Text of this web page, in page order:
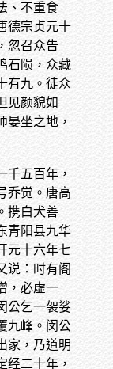
、不重食
德宗贞元十
忽召众告
石陨，众藏
有九。徒众
见颜貌如
晏坐之地，
千五百年，
乔觉。唐高
携白犬善
青阳县九华
元十六年七
说：时有阁
，必虚一
公乞一袈娑
九峰。闵公
家，乃道明
经二十年，